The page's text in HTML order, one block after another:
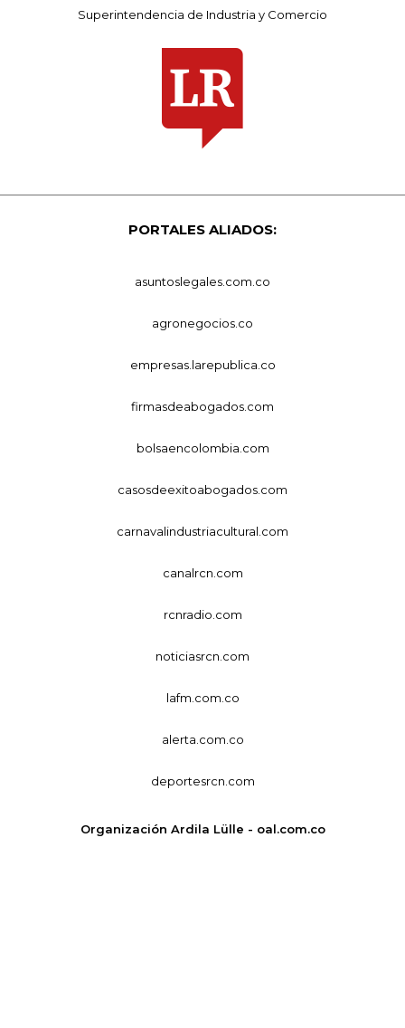
Superintendencia de Industria y Comercio
PORTALES ALIADOS:
asuntoslegales.com.co
agronegocios.co
empresas.larepublica.co
firmasdeabogados.com
bolsaencolombia.com
casosdeexitoabogados.com
carnavalindustriacultural.com
canalrcn.com
rcnradio.com
noticiasrcn.com
lafm.com.co
alerta.com.co
deportesrcn.com
Organización Ardila Lülle - oal.com.co